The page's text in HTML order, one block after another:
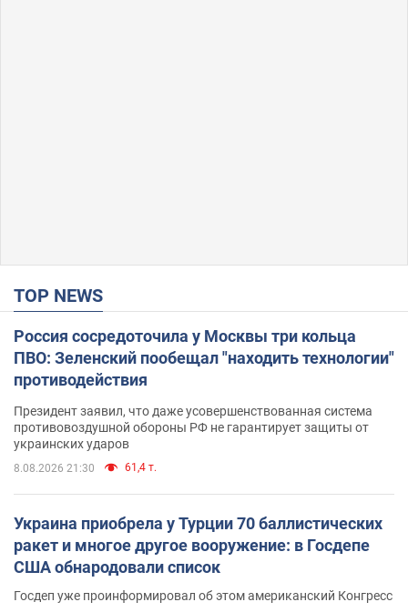
TOP NEWS
Россия сосредоточила у Москвы три кольца
ПВО: Зеленский пообещал "находить технологии"
противодействия
Президент заявил, что даже усовершенствованная система
противовоздушной обороны РФ не гарантирует защиты от
украинских ударов
8.08.2026 21:30 61,4 т.
Украина приобрела у Турции 70 баллистических
ракет и многое другое вооружение: в Госдепе
США обнародовали список
Госдеп уже проинформировал об этом американский Конгресс